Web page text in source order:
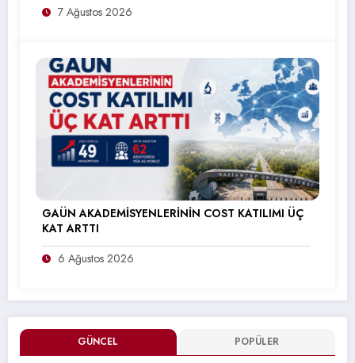
GÜNCEL POPÜLER
7 Ağustos 2026
GAÜN AKADEMİSYENLERİNİN COST KATILIMI ÜÇ
KAT ARTTI
6 Ağustos 2026